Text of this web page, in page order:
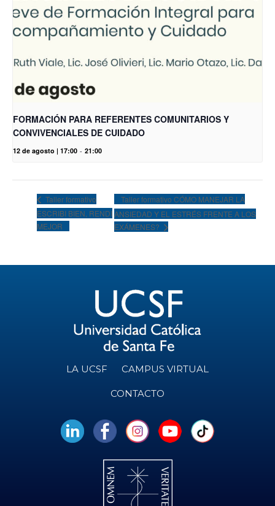
FORMACIÓN PARA REFERENTES COMUNITARIOS Y
CONVIVENCIALES DE CUIDADO
12 de agosto | 17:00 - 21:00
Taller formativo
ESCRIBI BIEN, RENDI
MEJOR
Taller formativo CÓMO MANEJAR LA
ANSIEDAD Y EL ESTRÉS FRENTE A LOS
EXÁMENES?
LA UCSF CAMPUS VIRTUAL
CONTACTO